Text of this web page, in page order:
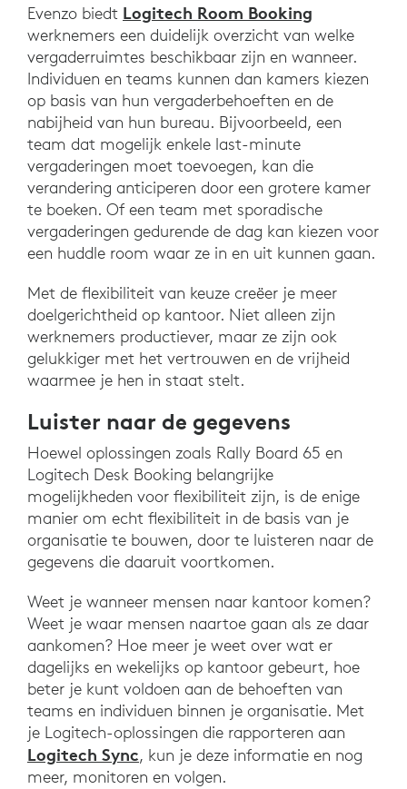
Evenzo biedt Logitech Room Booking
werknemers een duidelijk overzicht van welke
vergaderruimtes beschikbaar zijn en wanneer.
Individuen en teams kunnen dan kamers kiezen
op basis van hun vergaderbehoeften en de
nabijheid van hun bureau. Bijvoorbeeld, een
team dat mogelijk enkele last-minute
vergaderingen moet toevoegen, kan die
verandering anticiperen door een grotere kamer
te boeken. Of een team met sporadische
vergaderingen gedurende de dag kan kiezen voor
een huddle room waar ze in en uit kunnen gaan.
Met de flexibiliteit van keuze creëer je meer
doelgerichtheid op kantoor. Niet alleen zijn
werknemers productiever, maar ze zijn ook
gelukkiger met het vertrouwen en de vrijheid
waarmee je hen in staat stelt.
Luister naar de gegevens
Hoewel oplossingen zoals Rally Board 65 en
Logitech Desk Booking belangrijke
mogelijkheden voor flexibiliteit zijn, is de enige
manier om echt flexibiliteit in de basis van je
organisatie te bouwen, door te luisteren naar de
gegevens die daaruit voortkomen.
Weet je wanneer mensen naar kantoor komen?
Weet je waar mensen naartoe gaan als ze daar
aankomen? Hoe meer je weet over wat er
dagelijks en wekelijks op kantoor gebeurt, hoe
beter je kunt voldoen aan de behoeften van
teams en individuen binnen je organisatie. Met
je Logitech-oplossingen die rapporteren aan
Logitech Sync, kun je deze informatie en nog
meer, monitoren en volgen.